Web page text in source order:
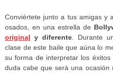
Conviértete junto a tus amigas y
osados, en una estrella de
original y diferente . Durante
clase de este baile que aúna lo
su forma de interpretar los
duda cabe que será una ocasión